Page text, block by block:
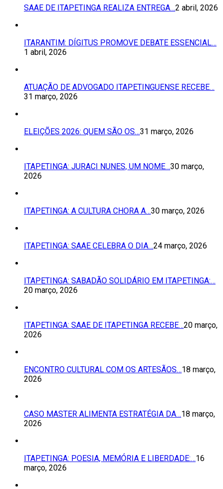
SAAE DE ITAPETINGA REALIZA ENTREGA…2 abril, 2026
ITARANTIM: DÍGITUS PROMOVE DEBATE ESSENCIAL…
1 abril, 2026
ATUAÇÃO DE ADVOGADO ITAPETINGUENSE RECEBE…
31 março, 2026
ELEIÇÕES 2026: QUEM SÃO OS…31 março, 2026
ITAPETINGA: JURACI NUNES, UM NOME…30 março,
2026
ITAPETINGA: A CULTURA CHORA A…30 março, 2026
ITAPETINGA: SAAE CELEBRA O DIA…24 março, 2026
ITAPETINGA: SABADÃO SOLIDÁRIO EM ITAPETINGA:…
20 março, 2026
ITAPETINGA: SAAE DE ITAPETINGA RECEBE…20 março,
2026
ENCONTRO CULTURAL COM OS ARTESÃOS…18 março,
2026
CASO MASTER ALIMENTA ESTRATÉGIA DA…18 março,
2026
ITAPETINGA: POESIA, MEMÓRIA E LIBERDADE:…16
março, 2026